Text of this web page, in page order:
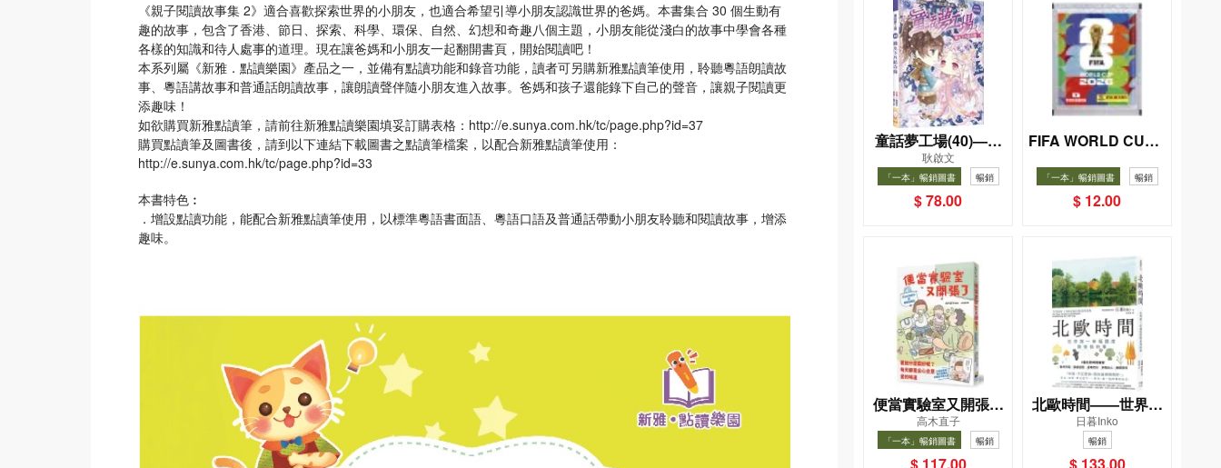
《親子閱讀故事集 2》適合喜歡探索世界的小朋友，也適合希望引導小朋友認識世界的爸媽。本書集合 30 個生動有
趣的故事，包含了香港、節日、探索、科學、環保、自然、幻想和奇趣八個主題，小朋友能從淺白的故事中學會各種
各樣的知識和待人處事的道理。現在讓爸媽和小朋友一起翻開書頁，開始閱讀吧！
本系列屬《新雅．點讀樂園》產品之一，並備有點讀功能和錄音功能，讀者可另購新雅點讀筆使用，聆聽粵語朗讀故
事、粵語講故事和普通話朗讀故事，讓朗讀聲伴隨小朋友進入故事。爸媽和孩子還能錄下自己的聲音，讓親子閱讀更
添趣味！
如欲購買新雅點讀筆，請前往新雅點讀樂園填妥訂購表格：http://e.sunya.com.hk/tc/page.php?id=37
購買點讀筆及圖書後，請到以下連結下載圖書之點讀筆檔案，以配合新雅點讀筆使用：
http://e.sunya.com.hk/tc/page.php?id=33
本書特色︰
．增設點讀功能，能配合新雅點讀筆使用，以標準粵語書面語、粵語口語及普通話帶動小朋友聆聽和閱讀故事，增添
趣味。
童話夢工場(40)——
織女下凡結奇緣
耿啟文
「一本」暢銷圖書 暢銷
$ 78.00
FIFA WORLD CUP 2
貼紙包）
「一本」暢銷圖書 暢銷
$ 12.00
便當實驗室又開張了
——日日和特別日的
菜單挑戰記
高木直子
「一本」暢銷圖書 暢銷
北歐時間——世界第
一幸福國度教會我的
事
日暮Inko
暢銷